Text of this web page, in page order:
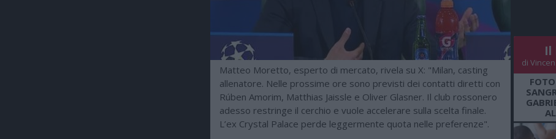
Matteo Moretto, esperto di mercato, rivela su X: "Milan, casting
allenatore. Nelle prossime ore sono previsti dei contatti diretti con
Rúben Amorim, Matthias Jaissle e Oliver Glasner. Il club rossonero
adesso restringe il cerchio e vuole accelerare sulla scelta finale.
L’ex Crystal Palace perde leggermente quota nelle preferenze".
Il
di